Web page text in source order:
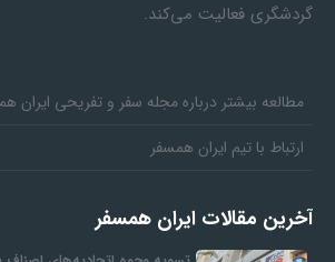
گردشگری فعالیت می‌کند.
مطالعه بیشتر درباره مجله سفر و تفریحی ایران
ارتباط با تیم ایران همسفر
آخرین مقالات ایران همسفر